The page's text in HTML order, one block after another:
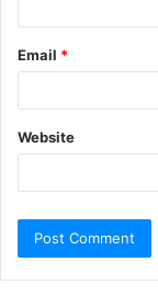
Email *
Website